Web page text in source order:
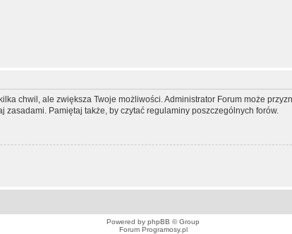
chwil, ale zwiększa Twoje możliwości. Administrator Forum może
Pamiętaj także, by czytać regulaminy poszczególnych forów.
Powered by phpBB © Group
Forum Programosy.pl